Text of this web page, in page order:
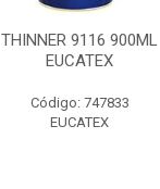
THINNER 9116 900ML
EUCATEX
Código: 747833
EUCATEX